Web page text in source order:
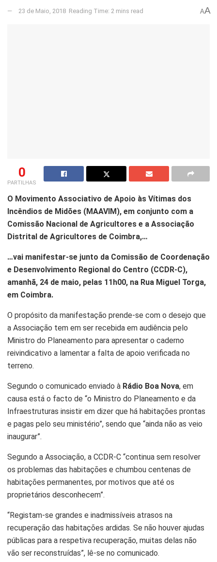
23 de Maio, 2018 Reading Time: 2 mins read AA
0
PARTILHAS
O Movimento Associativo de Apoio às Vítimas dos
Incêndios de Midões (MAAVIM), em conjunto com a
Comissão Nacional de Agricultores e a Associação
Distrital de Agricultores de Coimbra,…
…vai manifestar-se junto da Comissão de Coordenação
e Desenvolvimento Regional do Centro (CCDR-C),
amanhã, 24 de maio, pelas 11h00, na Rua Miguel Torga,
em Coimbra.
O propósito da manifestação prende-se com o desejo que
a Associação tem em ser recebida em audiência pelo
Ministro do Planeamento para apresentar o caderno
reivindicativo a lamentar a falta de apoio verificada no
terreno.
Segundo o comunicado enviado à Rádio Boa Nova, em
causa está o facto de “o Ministro do Planeamento e da
Infraestruturas insistir em dizer que há habitações prontas
e pagas pelo seu ministério”, sendo que “ainda não as veio
inaugurar”.
Segundo a Associação, a CCDR-C “continua sem resolver
os problemas das habitações e chumbou centenas de
habitações permanentes, por motivos que até os
proprietários desconhecem”.
“Registam-se grandes e inadmissíveis atrasos na
recuperação das habitações ardidas. Se não houver ajudas
públicas para a respetiva recuperação, muitas delas não
vão ser reconstruídas”, lê-se no comunicado.